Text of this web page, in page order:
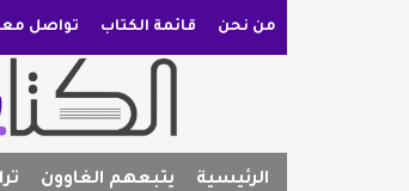
من نحن قائمة الكتاب تواصل
الرئيسية يتبعهم الغاوون